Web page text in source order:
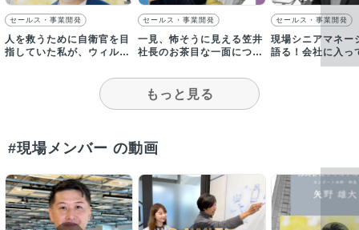
セールス・事業開発
人を救うために自衛官を目
指していた私が、ウィルグ
セールス・事業開発
一見、怖そうに見える笠井
社長のお茶目な一面につい
セールス・事業開発
現場シニアマネー
語る！会社に入っ
たと感じる瞬間に
もっと見る
#現場メンバー の動画